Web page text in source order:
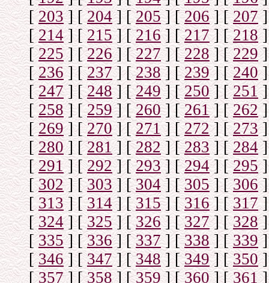
[203] [204] [205] [206] [ 207]
[214] [215] [216] [217] [218]
[225] [226] [227] [228] [229]
[236] [237] [238] [239] [240]
[247] [248] [249] [250] [251]
[258] [259] [260] [261] [262]
[269] [270] [ 271] [272] [273]
[280] [281] [282] [283] [284]
[291] [292] [293] [294] [295]
[302] [303] [304] [305] [306]
[313] [314] [315] [316] [317]
[324] [325] [326] [327] [328]
[335] [336] [337] [338] [339]
[346] [347] [348] [349] [350]
[357] [358] [359] [360] [361]